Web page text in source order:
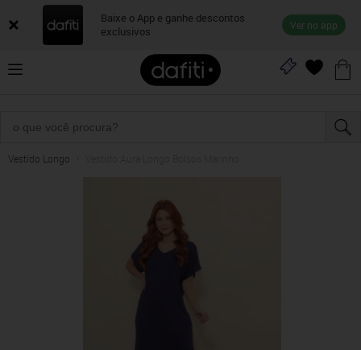
Baixe o App e ganhe descontos
exclusivos
Ver no app
Vestido Longo